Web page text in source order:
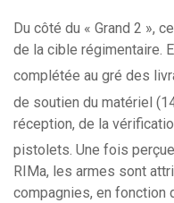
Du côté du « Grand 2 »,
de la cible régimentaire.
complétée au gré des
de soutien du matériel
réception, de la
pistolets. Une fois
RIMa, les armes sont
compagnies, en fonction